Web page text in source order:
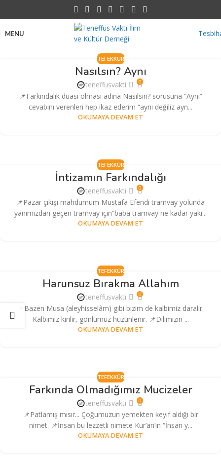
MENU
TEFEKKÜR
Nasılsın? Aynı
teneffusvakti 0
📌Farkındalık duası olması adına Nasılsın? sorusuna “Aynı”
cevabını verenleri hep ikaz ederim “aynı değiliz ayn...
OKUMAYA DEVAM ET
TEFEKKÜR
İntizamın Farkındalığı
teneffusvakti 0
📌Pazar çıkışı mahdumum Mustafa Efendi tramvay yolunda
yanımızdan geçen tramvay için“baba tramvay ne kadar yakı...
OKUMAYA DEVAM ET
TEFEKKÜR
Harunsuz Bırakma Allahım
teneffusvakti 0
📌Bazen Musa (aleyhisselâm) gibi bizim de kalbimiz daralır.
Kalbimiz kırılır, gönlümüz hüzünlenir. 📌Dilimizin ...
OKUMAYA DEVAM ET
TEFEKKÜR
Farkında Olmadığımız Mucizeler
teneffusvakti 0
📌Patlamış mısır... Çoğumuzun yemekten keyif aldığı bir
nimet. 📌İnsan bu lezzetli nimete Kur’an’ın “İnsan y...
OKUMAYA DEVAM ET